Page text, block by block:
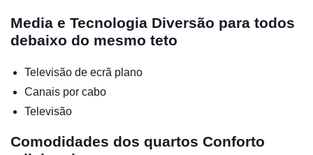
Media e Tecnologia Diversão para todos
debaixo do mesmo teto
Televisão de ecrã plano
Canais por cabo
Televisão
Comodidades dos quartos Conforto